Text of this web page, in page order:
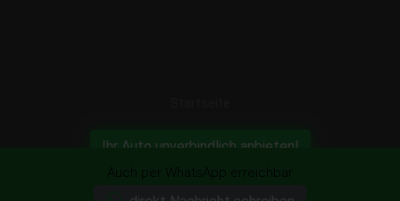
Ihr Auto unverbindlich anbieten!
Auch per WhatsApp erreichbar